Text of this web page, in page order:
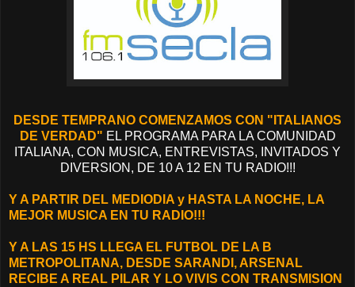
DESDE TEMPRANO COMENZAMOS CON "ITALIANOS
DE VERDAD" EL PROGRAMA PARA LA COMUNIDAD
ITALIANA, CON MUSICA, ENTREVISTAS, INVITADOS Y
DIVERSION, DE 10 A 12 EN TU RADIO!!!
Y A PARTIR DEL MEDIODIA y HASTA LA NOCHE, LA
MEJOR MUSICA EN TU RADIO!!!
Y A LAS 15 HS LLEGA EL FUTBOL DE LA B
METROPOLITANA, DESDE SARANDI, ARSENAL
RECIBE A REAL PILAR Y LO VIVIS CON TRANSMISION